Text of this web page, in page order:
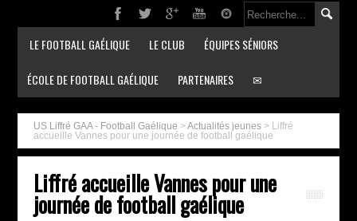
LE FOOTBALL GAÉLIQUE LE CLUB ÉQUIPES SÉNIORS
ÉCOLE DE FOOTBALL GAÉLIQUE PARTENAIRES ✉
US Liffré GAA - Football Gaélique >Actualités jeunes > Liffré
accueille Vannes pour une journée de football gaélique
Liffré accueille Vannes pour une
journée de football gaélique